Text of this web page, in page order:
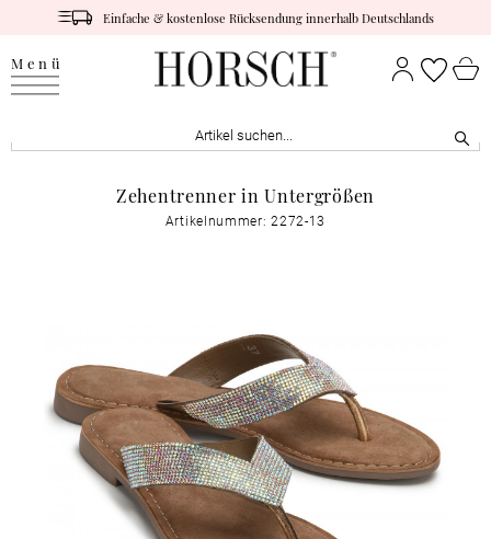
Einfache & kostenlose Rücksendung innerhalb Deutschlands
Menü
Zehentrenner in Untergrößen
Artikelnummer: 2272-13